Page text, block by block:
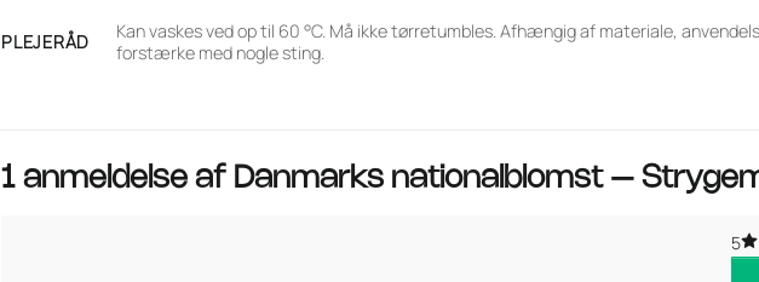
PLEJERÅD
Kan vaskes ved op til 60 °C. Må ikke tørretumbles. Afhængig af materiale,
forstærke med nogle sting.
1 anmeldelse af Danmarks nationalblomst –
5